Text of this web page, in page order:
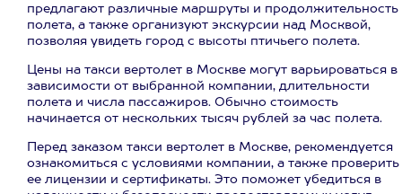
предлагают различные маршруты и продолжительность
полета, а также организуют экскурсии над Москвой,
позволяя увидеть город с высоты птичьего полета.
Цены на такси вертолет в Москве могут варьироваться в
зависимости от выбранной компании, длительности
полета и числа пассажиров. Обычно стоимость
начинается от нескольких тысяч рублей за час полета.
Перед заказом такси вертолет в Москве, рекомендуется
ознакомиться с условиями компании, а также проверить
ее лицензии и сертификаты. Это поможет убедиться в